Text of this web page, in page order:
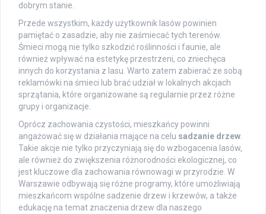
dobrym stanie.
Przede wszystkim, każdy użytkownik lasów powinien
pamiętać o zasadzie, aby nie zaśmiecać tych terenów.
Śmieci mogą nie tylko szkodzić roślinności i faunie, ale
również wpływać na estetykę przestrzeni, co zniechęca
innych do korzystania z lasu. Warto zatem zabierać ze sobą
reklamówki na śmieci lub brać udział w lokalnych akcjach
sprzątania, które organizowane są regularnie przez różne
grupy i organizacje.
Oprócz zachowania czystości, mieszkańcy powinni
angażować się w działania mające na celu sadzanie drzew.
Takie akcje nie tylko przyczyniają się do wzbogacenia lasów,
ale również do zwiększenia różnorodności ekologicznej, co
jest kluczowe dla zachowania równowagi w przyrodzie. W
Warszawie odbywają się różne programy, które umożliwiają
mieszkańcom wspólne sadzenie drzew i krzewów, a także
edukację na temat znaczenia drzew dla naszego